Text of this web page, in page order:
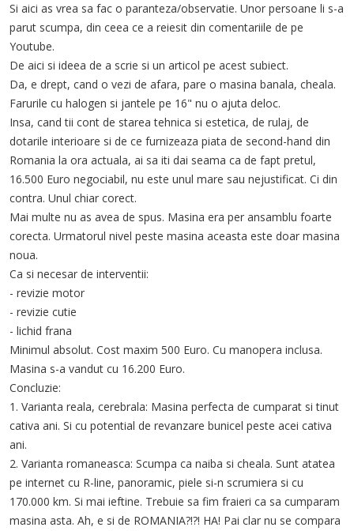
Si aici as vrea sa fac o paranteza/observatie. Unor persoane li s-a
parut scumpa, din ceea ce a reiesit din comentariile de pe
Youtube.
De aici si ideea de a scrie si un articol pe acest subiect.
Da, e drept, cand o vezi de afara, pare o masina banala, cheala.
Farurile cu halogen si jantele pe 16" nu o ajuta deloc.
Insa, cand tii cont de starea tehnica si estetica, de rulaj, de
dotarile interioare si de ce furnizeaza piata de second-hand din
Romania la ora actuala, ai sa iti dai seama ca de fapt pretul,
16.500 Euro negociabil, nu este unul mare sau nejustificat. Ci din
contra. Unul chiar corect.
Mai multe nu as avea de spus. Masina era per ansamblu foarte
corecta. Urmatorul nivel peste masina aceasta este doar masina
noua.
Ca si necesar de interventii:
- revizie motor
- revizie cutie
- lichid frana
Minimul absolut. Cost maxim 500 Euro. Cu manopera inclusa.
Masina s-a vandut cu 16.200 Euro.
Concluzie:
1. Varianta reala, cerebrala: Masina perfecta de cumparat si tinut
cativa ani. Si cu potential de revanzare bunicel peste acei cativa
ani.
2. Varianta romaneasca: Scumpa ca naiba si cheala. Sunt atatea
pe internet cu R-line, panoramic, piele si-n scrumiera si cu
170.000 km. Si mai ieftine. Trebuie sa fim fraieri ca sa cumparam
masina asta. Ah, e si de ROMANIA?!?! HA! Pai clar nu se compara